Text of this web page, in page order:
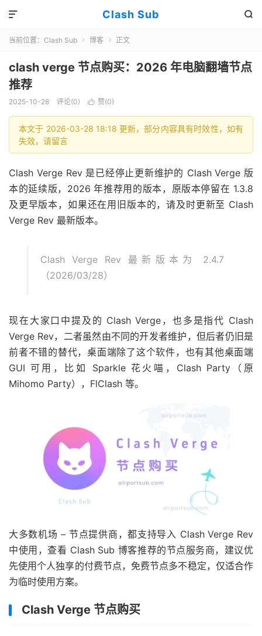
Clash Sub 

当前位置： Clash Sub  博客  正文
clash verge 节点购买：2026 年电脑翻墙节点
推荐
2025-10-28 评论(0)  赞(0)
本文于 2026-03-28 18:18 更新，部分内容具有时效性，如有
失效，请留言
Clash Verge Rev 是已经停止更新维护的 Clash Verge 版
本的延续版，2026 年推荐用的版本，原版本停留在 1.3.8
及更早版本，如果还在用旧版本的，请及时更新至 Clash
Verge Rev 最新版本。
Clash Verge Rev 最新版本为 2.4.7
（2026/03/28）
现在大家口中提及的 Clash Verge，也多是指代 Clash
Verge Rev，二者虽然由不同的开发者维护，但后者仍旧是
前者不错的替代，桌面端除了这个软件，也有其他桌面端
GUI 可用，比如 Sparkle 花火喵，Clash Party（原
Mihomo Party），FlClash 等。
大多数机场 – 节点提供商，都支持导入 Clash Verge Rev
中使用，查看 Clash Sub 博客推荐的节点服务商，建议优
先使用个人独享的付费节点，免费节点多不稳定，仅适合作
为临时使用方案。
Clash Verge 节点购买